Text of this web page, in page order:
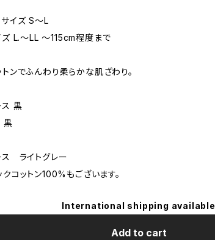
サイズ S～L
ズ L.～LL ～115cm程度まで
ンでふんわり柔らかな肌ざわり。
黒
黒
ライトグレー
コットン100%もございます。
International shipping available
Add to cart